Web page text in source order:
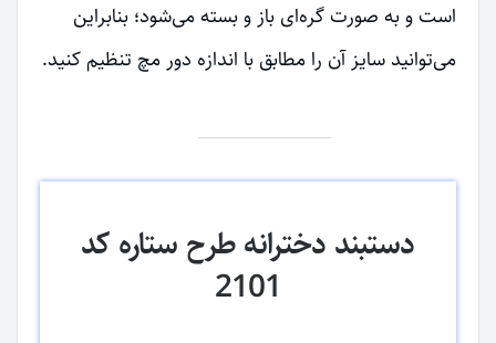
است و به صورت گره‌ای باز و بسته می‌شود؛ بنابراین
می‌توانید سایز آن را مطابق با اندازه دور مچ تنظیم کنید.
دستبند دخترانه طرح ستاره کد
2101